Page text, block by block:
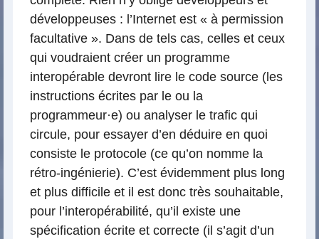
développeuses : l’Internet est « à permission
facultative ». Dans de tels cas, celles et ceux
qui voudraient créer un programme
interopérable devront lire le code source (les
instructions écrites par le ou la
programmeur·e) ou analyser le trafic qui
circule, pour essayer d’en déduire en quoi
consiste le protocole (ce qu’on nomme la
rétro-ingénierie). C’est évidemment plus long
et plus difficile et il est donc très souhaitable,
pour l’interopérabilité, qu’il existe une
spécification écrite et correcte (il s’agit d’un